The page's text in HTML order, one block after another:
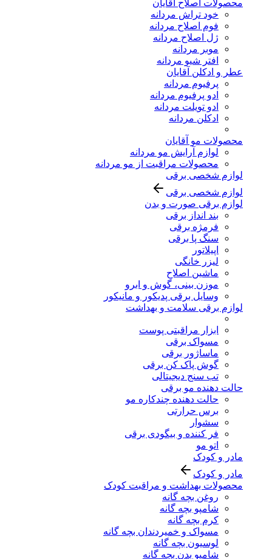
محصولات اصلاح آقایان
خود تراش مردانه
فوم اصلاح مردانه
ژل اصلاح مردانه
موبر مردانه
افتر شیو مردانه
عطر و ادکلن آقایان
پرفیوم مردانه
ادو پرفیوم مردانه
ادو تویلت مردانه
ادکلن مردانه
محصولات مو آقایان
لوازم آرایش مو مردانه
محصولات مراقبت از مو مردانه
لوازم شخصی برقی
لوازم شخصی برقی
لوازم برقی صورت و بدن
بند انداز برقی
فرمژه برقی
سنگ پا برقی
اپیلاتور
لیزر خانگی
ماشین اصلاح
موزن بینی، گوش و ابرو
وسایل برقی پدیکور و مانیکور
لوازم برقی سلامت و بهداشت
ابزار مراقبتی پوست
مسواک برقی
ماساژور برقی
گوش پاک کن برقی
تب سنج دیجیتالی
حالت دهنده مو برقی
حالت دهنده چندکاره مو
برس حرارتی
سشوار
فر کننده و بیگودی برقی
اتو مو
مادر و کودک
مادر و کودک
محصولات بهداشت و مراقبت کودک
روغن بچه گانه
شامپو بچه گانه
کرم بچه گانه
مسواک و خمیردندان بچه گانه
لوسیون بچه گانه
شامپو بدن بچه گانه